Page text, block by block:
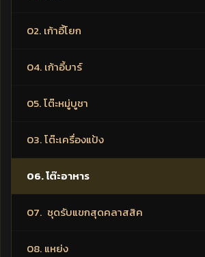
02. เก้าอี้โยก
04. เก้าอี้บาร์
05. โต๊ะหมู่บูชา
03. โต๊ะเครื่องแป้ง
06. โต๊ะอาหาร
07. ชุดรับแขกสุดคลาสสิค
08. แหย่ง